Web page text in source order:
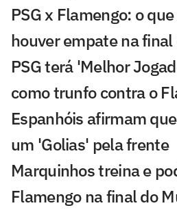
PSG x Flamengo: o
houver empate na
PSG terá 'Melhor
como trunfo contra o
Espanhóis afirmam
um 'Golias' pela frente
Marquinhos treina e
Flamengo na final do